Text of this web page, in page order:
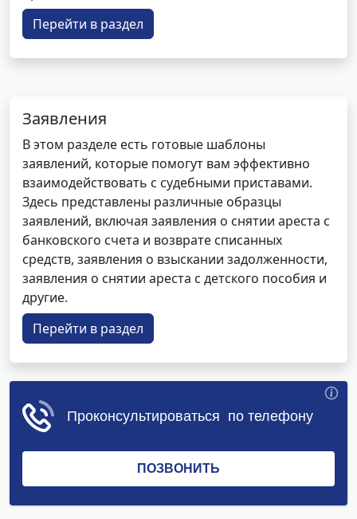
Перейти в раздел
Заявления
В этом разделе есть готовые шаблоны
заявлений, которые помогут вам эффективно
взаимодействовать с судебными приставами.
Здесь представлены различные образцы
заявлений, включая заявления о снятии ареста с
банковского счета и возврате списанных
средств, заявления о взыскании задолженности,
заявления о снятии ареста с детского пособия и
другие.
Перейти в раздел